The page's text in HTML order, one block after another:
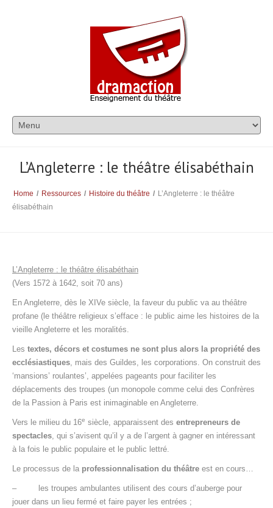
L’Angleterre : le théâtre élisabéthain
Home / Ressources / Histoire du théâtre / L’Angleterre : le théâtre
élisabéthain
L’Angleterre : le théâtre élisabéthain
(Vers 1572 à 1642, soit 70 ans)
En Angleterre, dès le XIVe siècle, la faveur du public va au théâtre
profane (le théâtre religieux s’efface : le public aime les histoires de la
vieille Angleterre et les moralités.
Les textes, décors et costumes ne sont plus alors la propriété des
ecclésiastiques, mais des Guildes, les corporations. On construit des
‘mansions’ roulantes’, appelées pageants pour faciliter les
déplacements des troupes (un monopole comme celui des Confrères
de la Passion à Paris est inimaginable en Angleterre.
Vers le milieu du 16e siècle, apparaissent des entrepreneurs de
spectacles, qui s’avisent qu’il y a de l’argent à gagner en intéressant
à la fois le public populaire et le public lettré.
Le processus de la professionnalisation du théâtre est en cours…
– les troupes ambulantes utilisent des cours d’auberge pour
jouer dans un lieu fermé et faire payer les entrées ;